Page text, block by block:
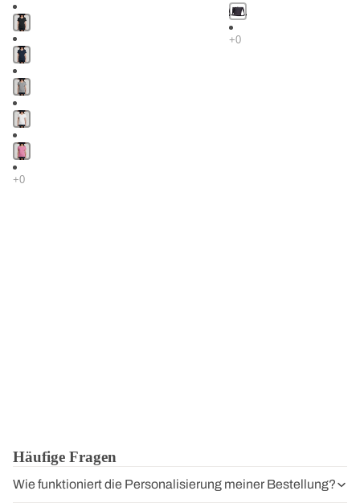
Häufige Fragen
Wie funktioniert die Personalisierung meiner Bestellung?